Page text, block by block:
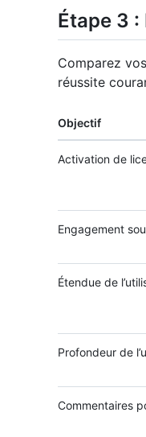
Étape 3 :
Comparez
réussite
Objectif
Activation de
Engagement
Étendue de
Profondeur de
Commentaires